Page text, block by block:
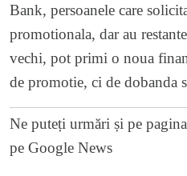
Bank, persoanele care
promotionala, dar au
vechi, pot primi o noua
de promotie, ci de dobanda
Ne puteți urmări și pe
pe Google News